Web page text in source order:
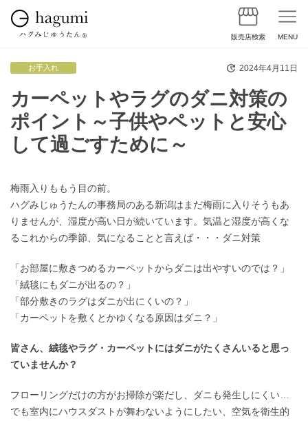
販売店検索 MENU
カーペットやラグのダニ対策の
ポイント～子供やペットと安心
して過ごすために～
お手入れ 2024年4月11日
梅雨入りももう目の前。
ハグみじゅうたんの事務局のある新潟はまだ梅雨に入りそうもあ
りませんが、湿度が高い日が続いています。気温と湿度が高くな
るこれからの季節、気になることと言えば・・・ダニ対策
「お部屋に敷きつめるカーペットからダニは出やすいのでは？」
「絨毯にもダニが出るの？」
「部分敷きのラグはダニが出にくいの？」
「カーペットを敷くとかゆくなる原因はダニ？」
皆さん、絨毯やラグ・カーペットにはダニがたくさんいると思っ
ていませんか？
フローリングだけの方がお掃除が楽だし、ダニも発生しにくい…
でも室内にハウスダストが舞わないようにしたい、空気を衛生的